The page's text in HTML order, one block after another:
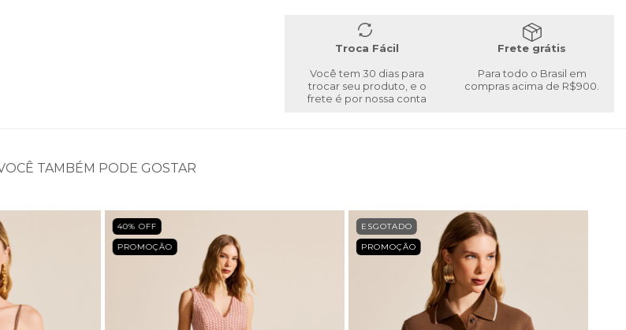
Troca Fácil
Você tem 30 dias para
trocar seu produto, e o
frete é por nossa conta
Frete grátis
Para todo o Brasil em
compras acima de R$900.
TAMBÉM PODE GOSTAR
40% OFF
PROMOÇÃO
ESGOTADO
PROMOÇÃO